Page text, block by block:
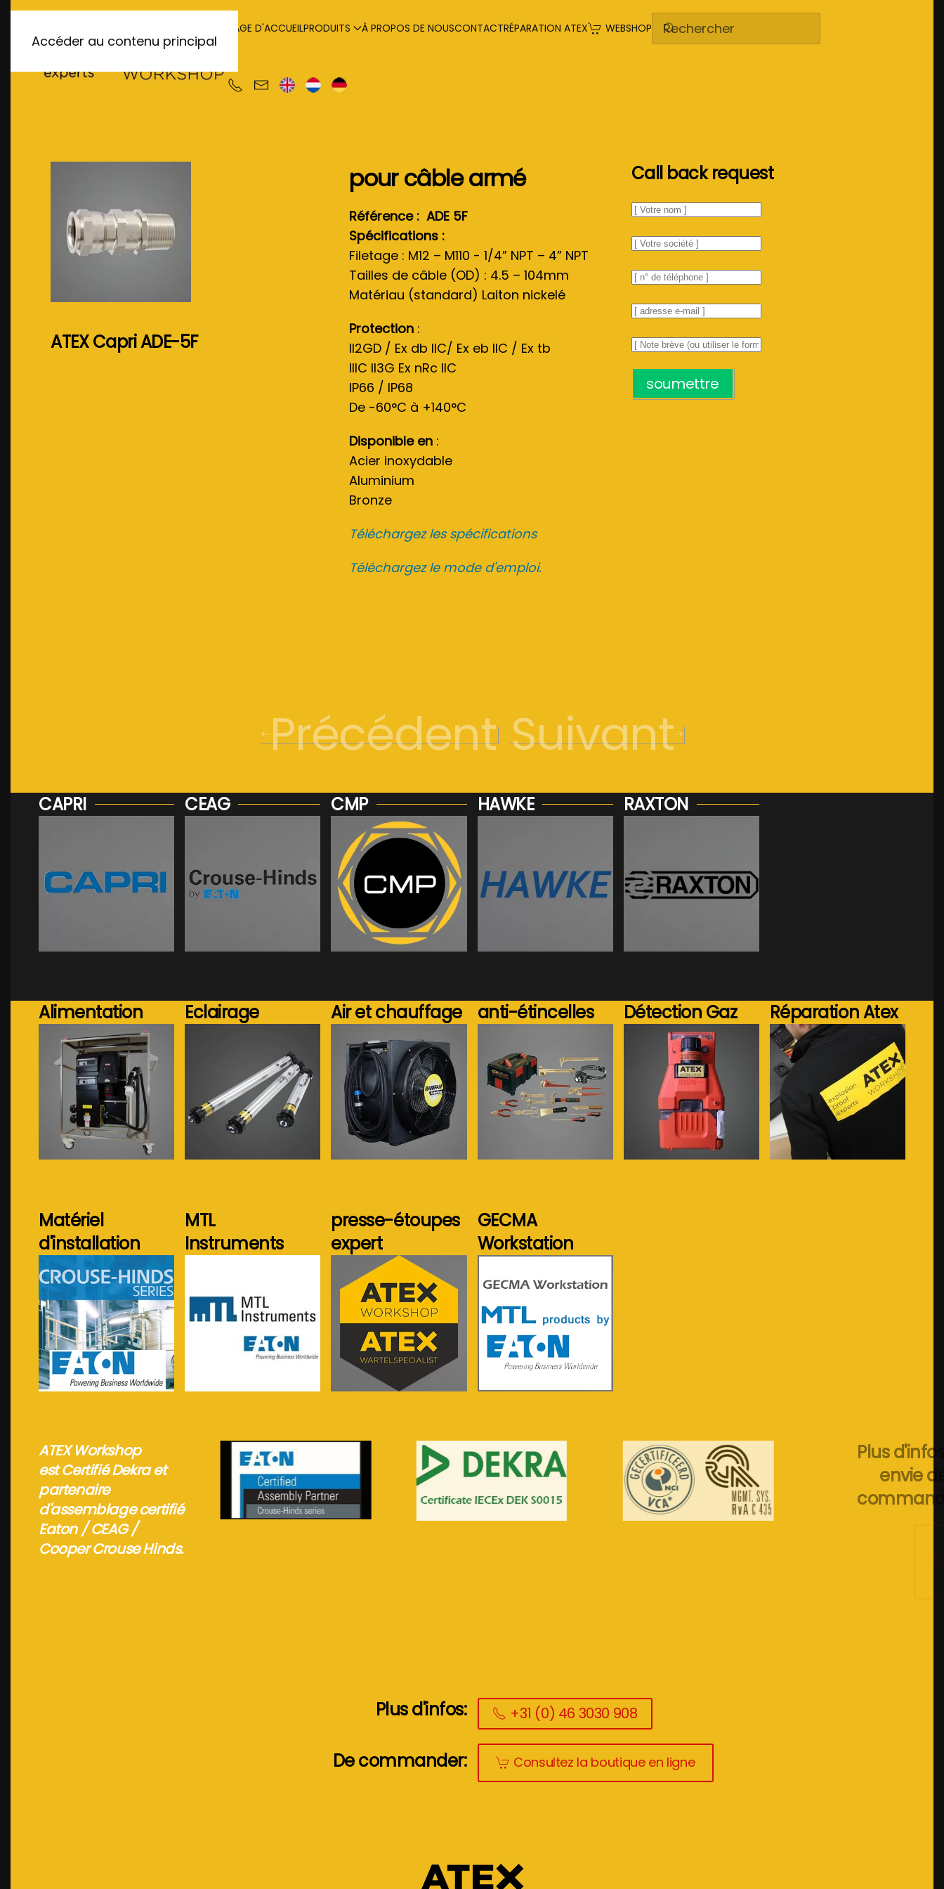
Accéder au contenu principal
PAGE D'ACCUEILPRODUITS À PROPOS DE NOUSCONTACTRÉPARATION ATEX WEBSHOP
ATEX Capri ADE-5F
pour câble armé
Référence : ADE 5F
Spécifications :
Filetage : M12 – M110 - 1/4” NPT – 4” NPT
Tailles de câble (OD) : 4.5 – 104mm
Matériau (standard) Laiton nickelé
Protection :
II2GD / Ex db IIC/ Ex eb IIC / Ex tb
IIIC II3G Ex nRc IIC
IP66 / IP68
De -60°C à +140°C
Disponible en :
Acier inoxydable
Aluminium
Bronze
Téléchargez les spécifications
Téléchargez le mode d'emploi.
Call back request
soumettre
Précédent Suivant
CAPRI CEAG CMP
Voir plus...
HAWKE RAXTON
Alimentation Eclairage Air et chauffage
Voir plus...
anti-étincelles Détection Gaz
Voir plus...
Réparation Atex
Matériel
d'installation
Voir plus...
MTL
Instruments
presse-étoupes
expert
Voir plus...
GECMA
Workstation
ATEX Workshop
est Certifié Dekra et
partenaire
d'assemblage certifié
Eaton / CEAG /
Cooper Crouse Hinds.
Plus d'infos ou
commander?
Plus d'infos:
De commander:
+31 (0) 46 3030 908
Consultez la boutique en ligne